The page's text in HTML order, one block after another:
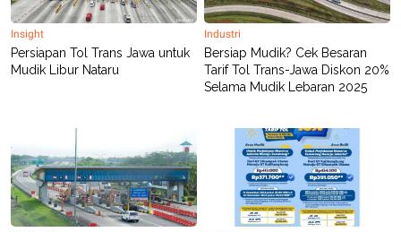
Insight
Persiapan Tol Trans Jawa untuk
Mudik Libur Nataru
Industri
Bersiap Mudik? Cek Besaran
Tarif Tol Trans-Jawa Diskon 20%
Selama Mudik Lebaran 2025